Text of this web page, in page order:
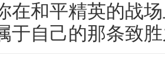
在和平精英的战
于自己的那条致